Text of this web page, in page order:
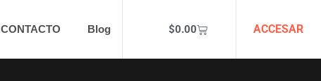
CONTACTO Blog $0.00 ACCESAR